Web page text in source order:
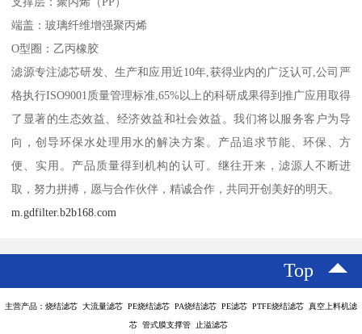
端盖：玻璃纤维增强聚丙烯
O型圈：乙丙橡胶
滤源专注滤芯研发、生产和应用近10年,获得业内的广泛认可,公司严
格执行ISO9001质量管理标准,65%以上的科研成果得到推广应用取得
了显著的生态效益、经济效益和社会效益。我们将以服务客户为导
向，创导环保水处理用水的解决方案。产品追求节能、环保、方
便、实用。产品质量得到机构的认可。继往开来，滤源人不断进
取，努力拼搏，愿与合作伙伴，精诚合作，共同开创美好的明天。
m.gdfilter.b2b168.com
Top
主营产品：烧结滤芯 大流量滤芯 PE烧结滤芯 PA烧结滤芯 PE滤芯 PTFE烧结滤芯 真空上料机滤
芯 管式膜支撑管 止溢滤芯